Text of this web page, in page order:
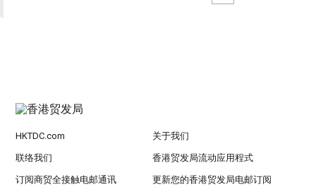
HKTDC.com 关于我们
联络我们 香港贸发局流动应用程式
订阅商贸全接触电邮通讯 更新您的香港贸发局电邮订阅